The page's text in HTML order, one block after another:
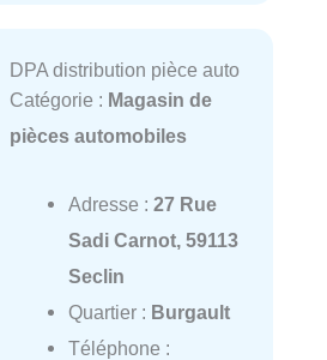
DPA distribution pièce auto
Catégorie : Magasin de
pièces automobiles
Adresse : 27 Rue
Sadi Carnot, 59113
Seclin
Quartier : Burgault
Téléphone :